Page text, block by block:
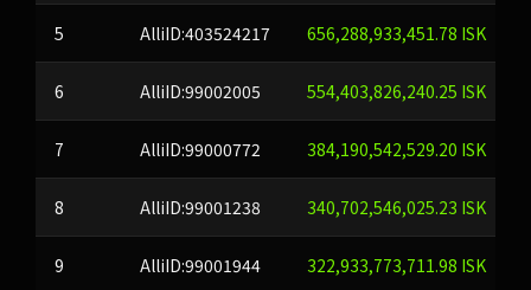
5 AlliID:403524217 656,288,933,451.78 ISK
6 AlliID:99002005 554,403,826,240.25 ISK
7 AlliID:99000772 384,190,542,529.20 ISK
8 AlliID:99001238 340,702,546,025.23 ISK
9 AlliID:99001944 322,933,773,711.98 ISK